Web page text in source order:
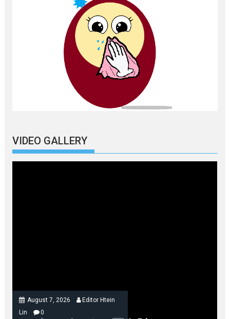
VIDEO GALLERY
August 7, 2026
Editor Htein
Lin
0